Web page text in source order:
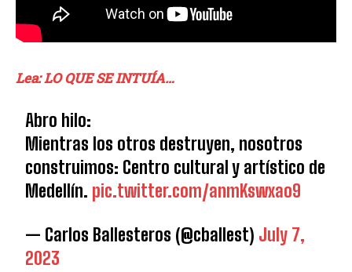
Lea: LO QUE SE INTUÍA…
Abro hilo:
Mientras los otros destruyen, nosotros
construimos: Centro cultural y artístico de
Medellín. pic.twitter.com/anmKswxao9
— Carlos Ballesteros (@cballest) July 7,
2023